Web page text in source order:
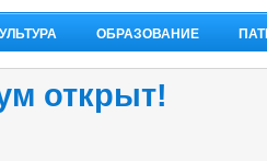
ОБРАЗОВАНИЕ
открыт!